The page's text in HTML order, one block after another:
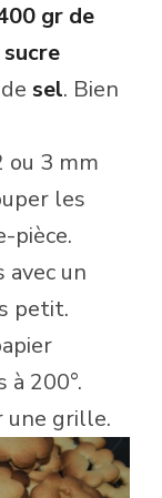
gr de
sel. Bien
ou 3 mm
les
pièce.
avec un
petit.
à 200°.
une grille.